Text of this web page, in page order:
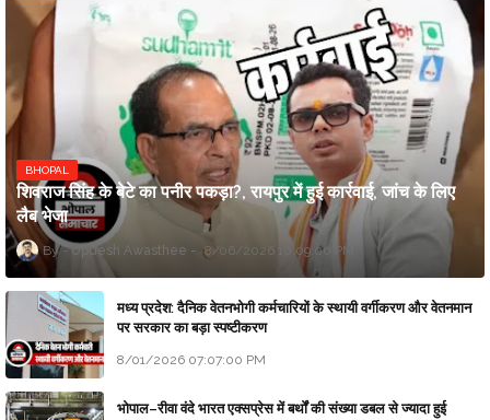
BHOPAL
शिवराज सिंह के बेटे का पनीर पकड़ा?, रायपुर में हुई कार्रवाई, जांच के लिए
लैब भेजा
Updesh Awasthee 8/06/2026 10:09:00 PM
मध्य प्रदेश: दैनिक वेतनभोगी कर्मचारियों के स्थायी वर्गीकरण और वेतनमान
पर सरकार का बड़ा स्पष्टीकरण
8/01/2026 07:07:00 PM
भोपाल–रीवा वंदे भारत एक्सप्रेस में बर्थों की संख्या डबल से ज्यादा हुई